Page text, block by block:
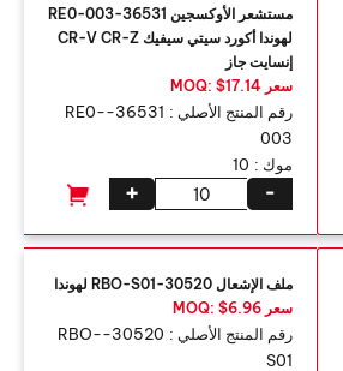
مستشعر الأوكسجين 36531-RE0-003
لهوندا أكورد سيتي سيفيك CR-V CR-Z
إنسايت جاز
سعر MOQ: $17.14
رقم المنتج الأصلي :
36531-RE0-
003
موك : 10
+ -
ملف الإشعال 30520-RBO-S01 لهوندا
سعر MOQ: $6.96
رقم المنتج الأصلي :
30520-RBO-
S01